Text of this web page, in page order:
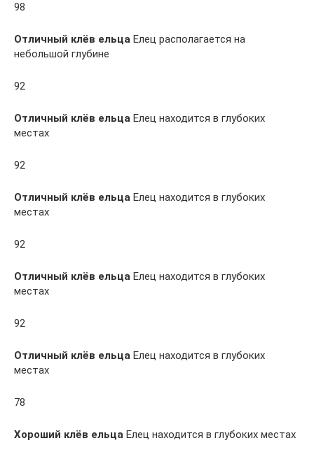
98
Отличный клёв ельца Елец располагается на
небольшой глубине
92
Отличный клёв ельца Елец находится в глубоких
местах
92
Отличный клёв ельца Елец находится в глубоких
местах
92
Отличный клёв ельца Елец находится в глубоких
местах
92
Отличный клёв ельца Елец находится в глубоких
местах
78
Хороший клёв ельца Елец находится в глубоких местах